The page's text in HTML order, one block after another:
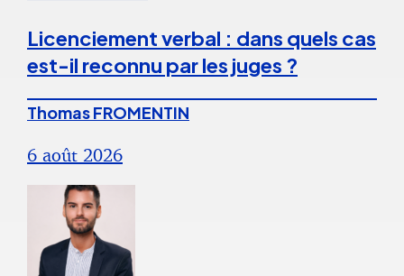
Licenciement verbal : dans quels cas
est-il reconnu par les juges ?
Thomas FROMENTIN
6 août 2026